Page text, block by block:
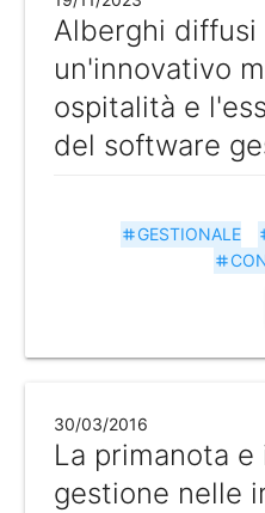
Alberghi diffusi
un'innovativo
ospitalità e
del software
tag GESTIONALE
tag
30/03/2016
La primanota
gestione nelle